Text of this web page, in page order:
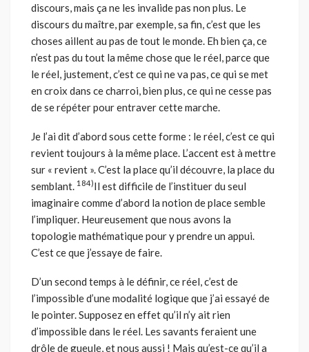
discours, mais ça ne les invalide pas non plus. Le
discours du maître, par exemple, sa fin, c’est que les
choses aillent au pas de tout le monde. Eh bien ça, ce
n’est pas du tout la même chose que le réel, parce que
le réel, justement, c’est ce qui ne va pas, ce qui se met
en croix dans ce charroi, bien plus, ce qui ne cesse pas
de se répéter pour entraver cette marche.
Je l’ai dit d’abord sous cette forme : le réel, c’est ce qui
revient toujours à la même place. L’accent est à mettre
sur « revient ». C’est la place qu’il découvre, la place du
semblant. 184)Il est difficile de l’instituer du seul
imaginaire comme d’abord la notion de place semble
l’impliquer. Heureusement que nous avons la
topologie mathématique pour y prendre un appui.
C’est ce que j’essaye de faire.
D’un second temps à le définir, ce réel, c’est de
l’impossible d’une modalité logique que j’ai essayé de
le pointer. Supposez en effet qu’il n’y ait rien
d’impossible dans le réel. Les savants feraient une
drôle de gueule, et nous aussi ! Mais qu’est-ce qu’il a